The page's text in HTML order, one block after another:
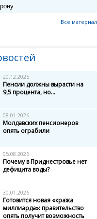
Все
20.12.2025
Пенсии должны вырасти на
9,5 процента, но...
08.01.2026
Молдавских пенсионеров
опять ограбили
05.08.2026
Почему в Приднестровье нет
дефицита воды?
30.01.2026
Готовится новая «кража
миллиарда»: правительство
опять получит возможность